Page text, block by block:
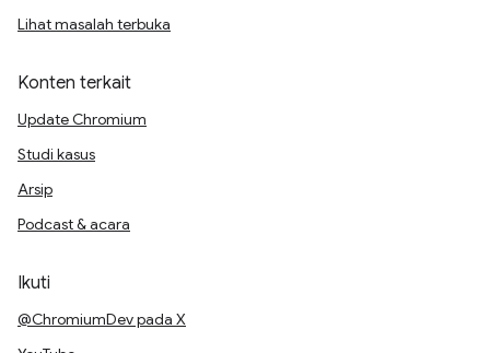
Lihat masalah terbuka
Konten terkait
Update Chromium
Studi kasus
Arsip
Podcast & acara
Ikuti
@ChromiumDev pada X